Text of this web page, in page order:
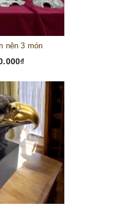
nên 3 món